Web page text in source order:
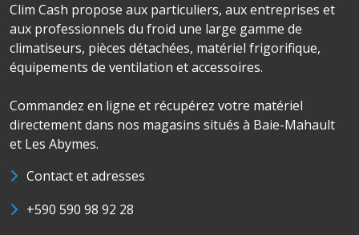
Clim Cash propose aux particuliers, aux entreprises et
aux professionnels du froid une large gamme de
climatiseurs, pièces détachées, matériel frigorifique,
équipements de ventilation et accessoires.
Commandez en ligne et récupérez votre matériel
directement dans nos magasins situés à Baie-Mahault
et Les Abymes.
Contact et adresses
+590 590 98 92 28